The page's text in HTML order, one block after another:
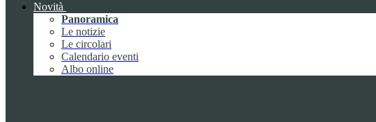
Novità
Panoramica
Le notizie
Le circolari
Calendario eventi
Albo online